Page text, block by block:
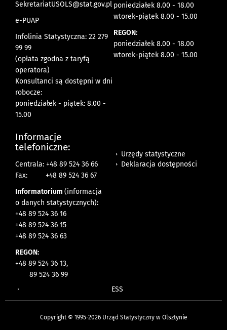
SekretariatUSOLS@stat.gov.pl
e-PUAP
Infolinia Statystyczna: 22 279
99 99
(opłata zgodna z taryfą
operatora)
Konsultanci są dostępni w dni
robocze:
poniedziałek - piątek: 8.00 -
15.00
poniedziałek 8.00 - 18.00
wtorek-piątek 8.00 - 15.00
REGON:
poniedziałek 8.00 - 18.00
wtorek-piątek 8.00 - 15.00
Informacje
telefoniczne:
Centrala: +48 89 524 36 66
Fax:
+48 89 524 36 67
Informatorium (informacja
o danych statystycznych):
+48 89 524 36 16
+48 89 524 36 15
+48 89 524 36 63
REGON:
+48 89 524 36 13,
89 524 36 99
Urzędy statystyczne
Deklaracja dostępności
ESS
Copyright © 1995-2026 Urząd Statystyczny w Olsztynie